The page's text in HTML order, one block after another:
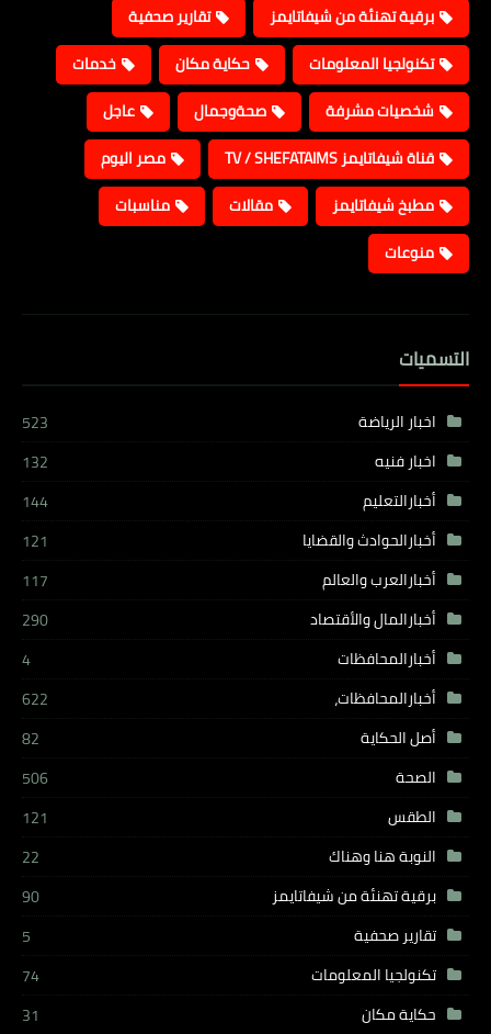
برقية تهنئة من شيفاتايمز
تقارير صحفية
تكنولجيا المعلومات
حكاية مكان
خدمات
شخصيات مشرفة
صحةوجمال
عاجل
قناة شيفاتايمز TV / SHEFATAIMS
مصر اليوم
مطبخ شيفاتايمز
مقالات
مناسبات
منوعات
التسميات
اخبار الرياضة
523
اخبار فنيه
132
أخبارالتعليم
144
أخبارالحوادث والقضايا
121
أخبارالعرب والعالم
117
أخبارالمال والأقتصاد
290
أخبارالمحافظات
4
أخبارالمحافظات،
622
أصل الحكاية
82
الصحة
506
الطقس
121
النوبة هنا وهناك
22
برقية تهنئة من شيفاتايمز
90
تقارير صحفية
5
تكنولجيا المعلومات
74
حكاية مكان
31